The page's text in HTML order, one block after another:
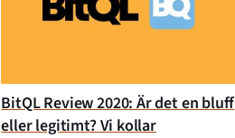
BitQL Review 2020: Är det en bluff
eller legitimt? Vi kollar